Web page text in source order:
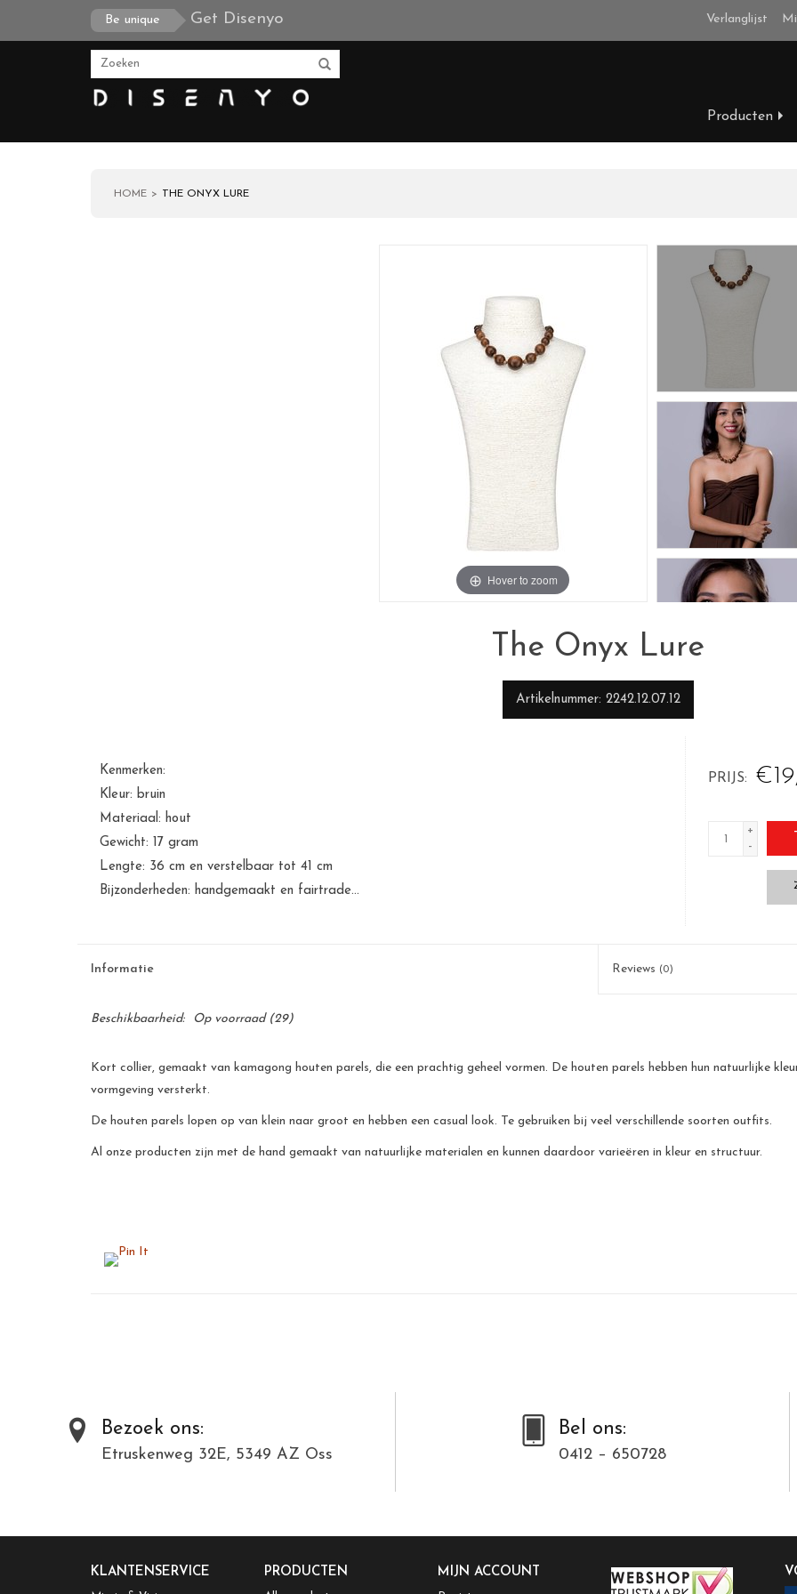
Be unique Get Disenyo Verlanglijst
Producten
HOME THE ONYX LURE
Hover to zoom
The Onyx Lure
Artikelnummer 2242.12.07.12
PRIJS
+
-
Kenmerken:
Kleur: bruin
Materiaal: hout
Gewicht: 17 gram
Lengte: 36 cm en verstelbaar tot 41 cm
Bijzonderheden: handgemaakt en fairtrade...
Informatie Reviews (0)
Beschikbaarheid: Op voorraad(29)
Kort collier, gemaakt van kamagong houten parels, die een prachtig geheel vormen. De houten parels hebben hun natuurlijke
vormgeving versterkt.
De houten parels lopen op van klein naar groot en hebben een casual look. Te gebruiken bij veel verschillende soorten outfits.
Al onze producten zijn met de hand gemaakt van natuurlijke materialen en kunnen daardoor varieëren in kleur en structuur.
Bezoek ons:
Etruskenweg 32E, 5349 AZ Oss
Bel ons:
0412 – 650728
KLANTENSERVICE PRODUCTEN MIJN ACCOUNT